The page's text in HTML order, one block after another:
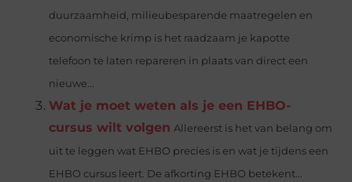
duurzaamheid, milieubesparende maatregelen en
economische krimp is het raadzaam je kapotte
telefoon te laten repareren in plaats van direct een
nieuwe...
Wat je moet weten als je een EHBO-
cursus wilt volgen Allereerst is het van belang om
uit te leggen wat EHBO precies is en wat je tijdens een
EHBO cursus leert. De afkorting EHBO betekent...